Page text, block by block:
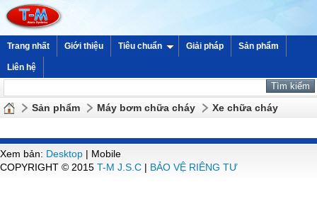
Trang nhất Giới thiệu Tiêu chuẩn Giải pháp Sản phẩm
Liên hệ
Sản phẩm Máy bơm chữa cháy Xe chữa cháy
Xem bản: Desktop | Mobile
COPYRIGHT © 2015 T-M J.S.C | BẢO VỆ RIÊNG TƯ